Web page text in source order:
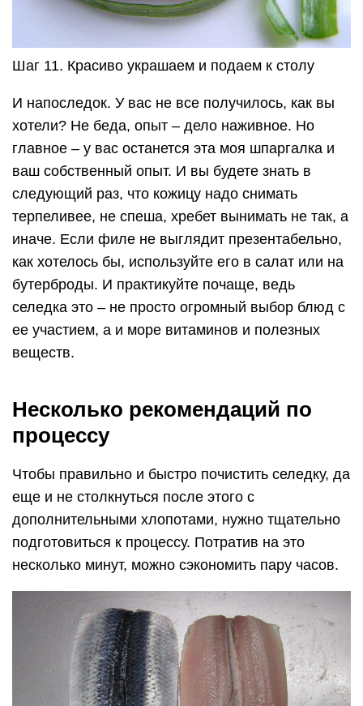
Шаг 11. Красиво украшаем и подаем к столу
И напоследок. У вас не все получилось, как вы
хотели? Не беда, опыт – дело наживное. Но
главное – у вас останется эта моя шпаргалка и
ваш собственный опыт. И вы будете знать в
следующий раз, что кожицу надо снимать
терпеливее, не спеша, хребет вынимать не так, а
иначе. Если филе не выглядит презентабельно,
как хотелось бы, используйте его в салат или на
бутерброды. И практикуйте почаще, ведь
селедка это – не просто огромный выбор блюд с
ее участием, а и море витаминов и полезных
веществ.
Несколько рекомендаций по
процессу
Чтобы правильно и быстро почистить селедку, да
еще и не столкнуться после этого с
дополнительными хлопотами, нужно тщательно
подготовиться к процессу. Потратив на это
несколько минут, можно сэкономить пару часов.